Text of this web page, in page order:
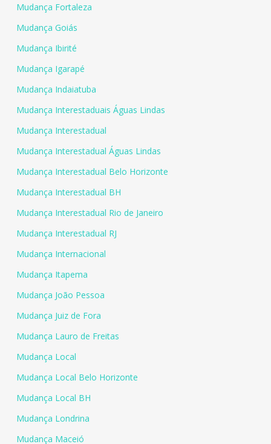
Mudança Fortaleza
Mudança Goiás
Mudança Ibirité
Mudança Igarapé
Mudança Indaiatuba
Mudança Interestaduais Águas Lindas
Mudança Interestadual
Mudança Interestadual Águas Lindas
Mudança Interestadual Belo Horizonte
Mudança Interestadual BH
Mudança Interestadual Rio de Janeiro
Mudança Interestadual RJ
Mudança Internacional
Mudança Itapema
Mudança João Pessoa
Mudança Juiz de Fora
Mudança Lauro de Freitas
Mudança Local
Mudança Local Belo Horizonte
Mudança Local BH
Mudança Londrina
Mudança Maceió